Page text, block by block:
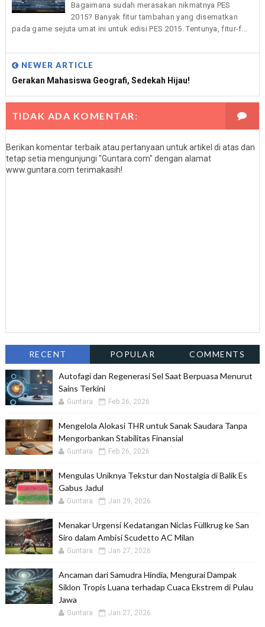
Bagaimana sudah merasakan nikmatnya PES
2015? Banyak fitur tambahan yang disematkan
pada game sejuta umat ini untuk edisi PES 2015. Tentunya, fitur-f...
NEWER ARTICLE
Gerakan Mahasiswa Geografi, Sedekah Hijau!
TIDAK ADA KOMENTAR:
Berikan komentar terbaik atau pertanyaan untuk artikel di atas dan
tetap setia mengunjungi "Guntara.com" dengan alamat
www.guntara.com terimakasih!
RECENT POPULAR COMMENTS
Autofagi dan Regenerasi Sel Saat Berpuasa Menurut
Sains Terkini
Guntara Feb 26, 2026
Mengelola Alokasi THR untuk Sanak Saudara Tanpa
Mengorbankan Stabilitas Finansial
Guntara Feb 26, 2026
Mengulas Uniknya Tekstur dan Nostalgia di Balik Es
Gabus Jadul
Guntara Jan 29, 2026
Menakar Urgensi Kedatangan Niclas Füllkrug ke San
Siro dalam Ambisi Scudetto AC Milan
Guntara Jan 27, 2026
Ancaman dari Samudra Hindia, Mengurai Dampak
Siklon Tropis Luana terhadap Cuaca Ekstrem di Pulau
Jawa
Guntara Jan 27, 2026